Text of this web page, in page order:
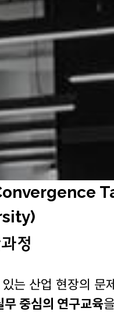
안전융합인재
정
는 산업 현장의 문
무 중심의 연구교육